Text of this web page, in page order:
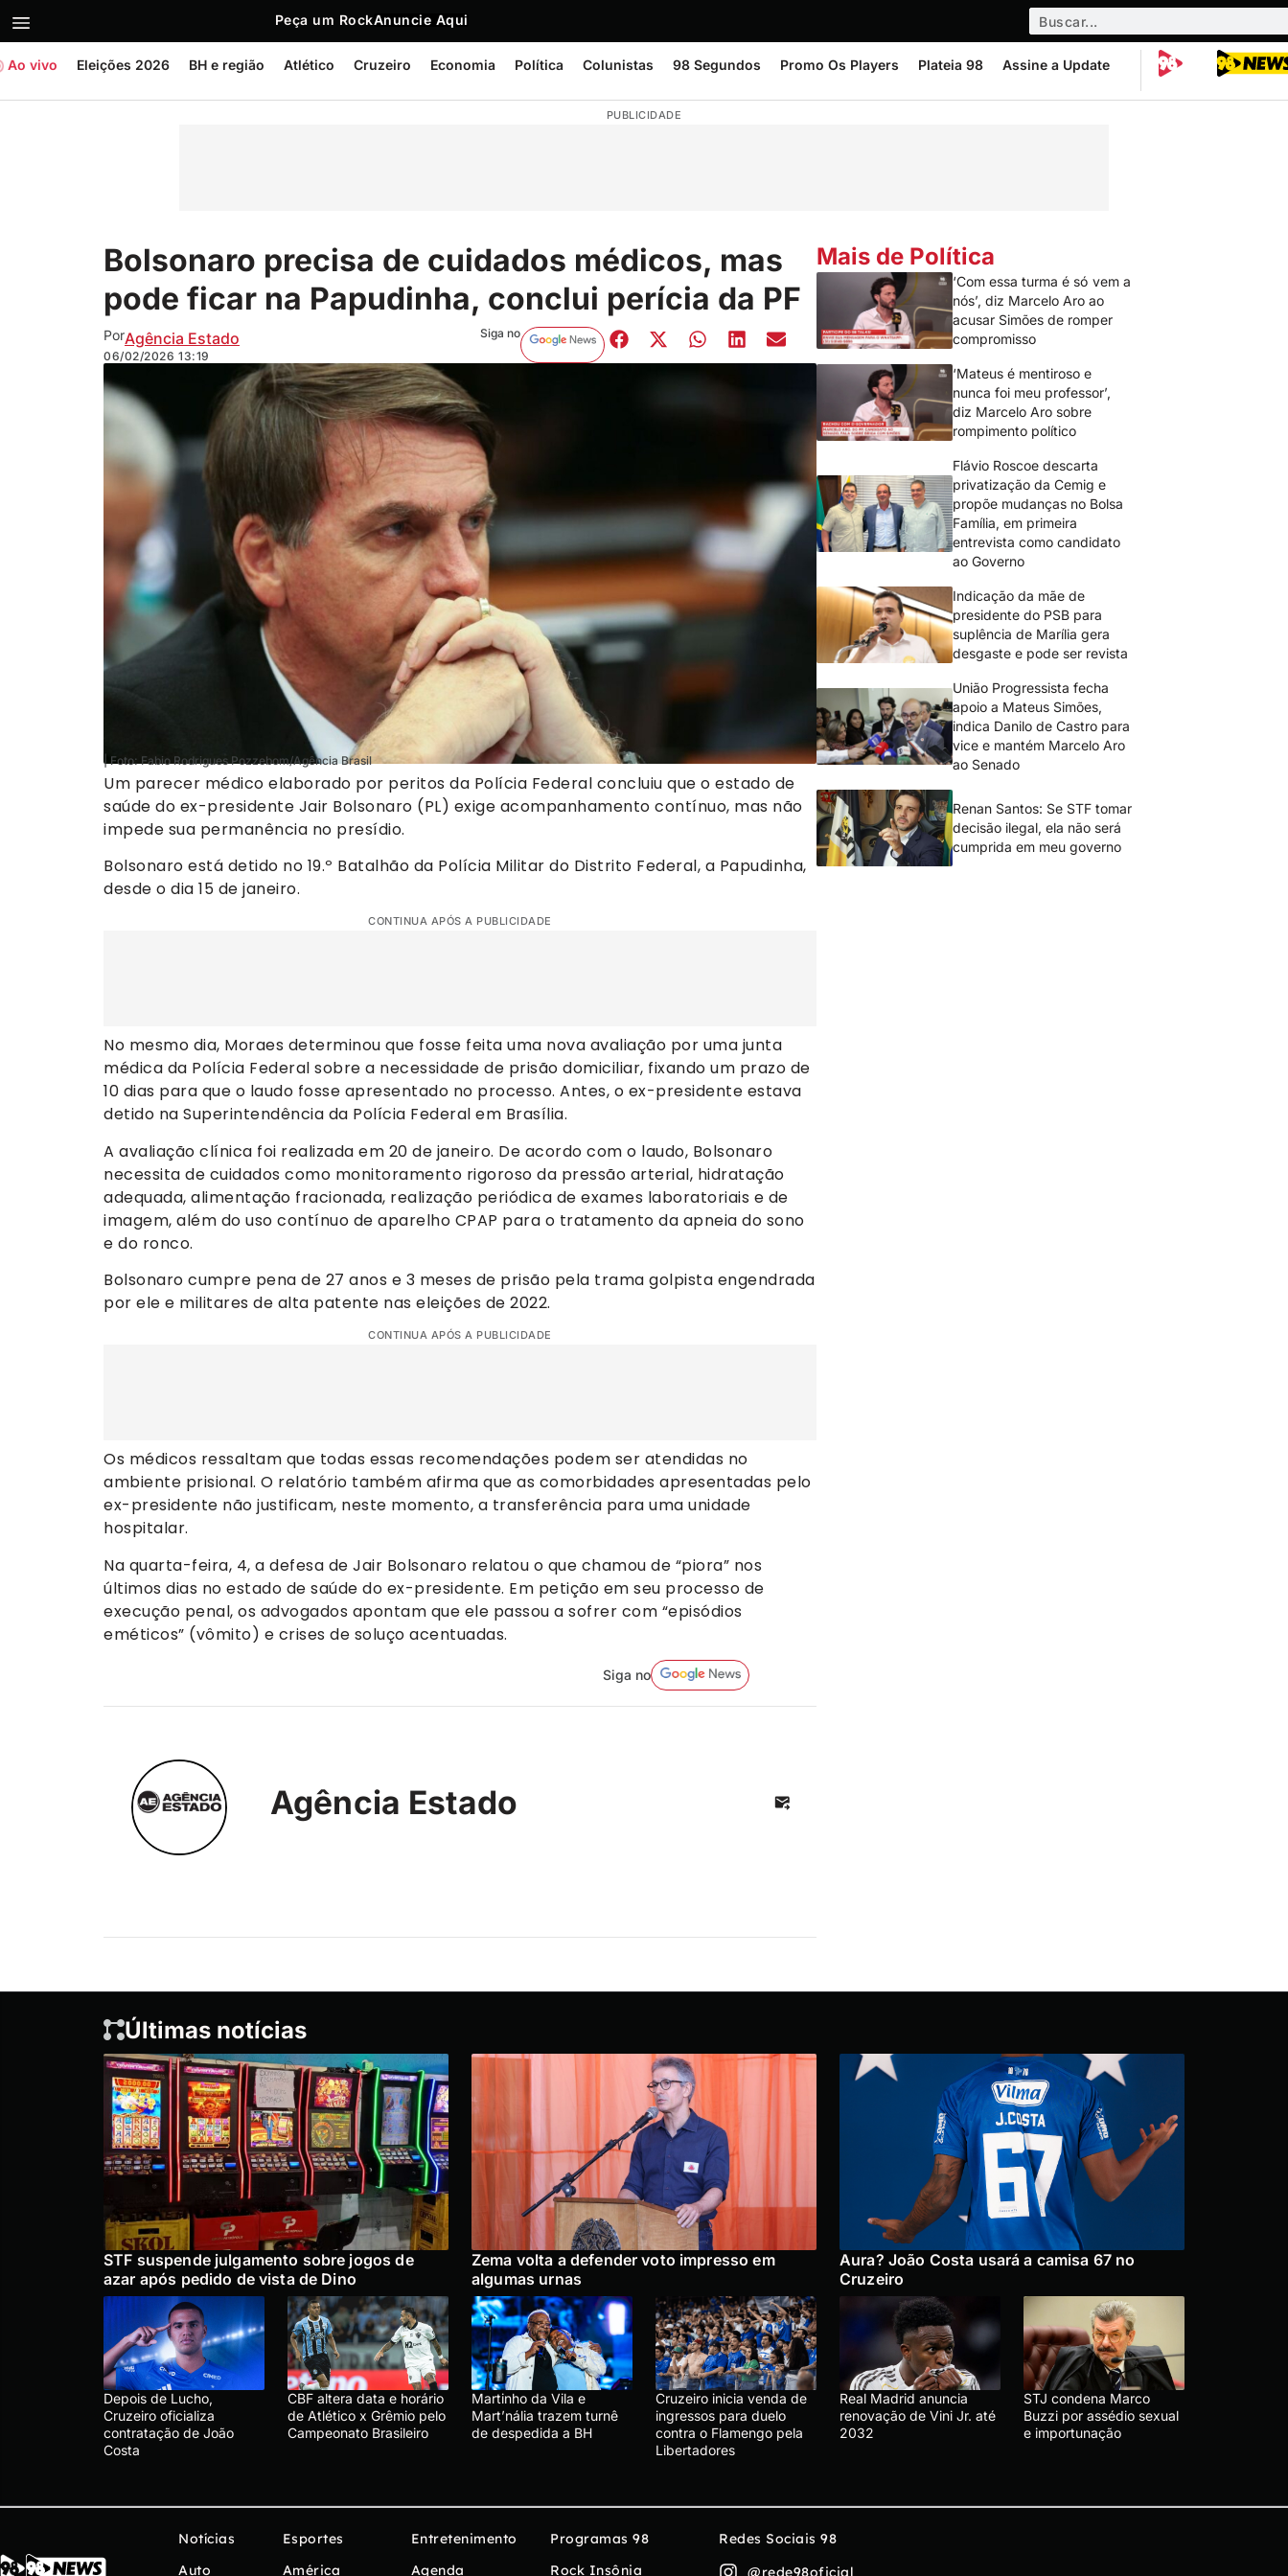
Peça um RockAnuncie Aqui
Ao vivo Eleições 2026 BH e região Atlético Cruzeiro Economia Política Colunistas 98 Segundos Promo Os Players Plateia 98 Assine a Update
PUBLICIDADE
Bolsonaro precisa de cuidados médicos, mas
pode ficar na Papudinha, conclui perícia da PF
PorAgência Estado
06/02/2026 13:19
Siga no
| Foto: Fabio Rodrigues Pozzebom/Agência Brasil
Um parecer médico elaborado por peritos da Polícia Federal concluiu que o estado de
saúde do ex-presidente Jair Bolsonaro (PL) exige acompanhamento contínuo, mas não
impede sua permanência no presídio.
Bolsonaro está detido no 19.º Batalhão da Polícia Militar do Distrito Federal, a Papudinha,
desde o dia 15 de janeiro.
CONTINUA APÓS A PUBLICIDADE
No mesmo dia, Moraes determinou que fosse feita uma nova avaliação por uma junta
médica da Polícia Federal sobre a necessidade de prisão domiciliar, fixando um prazo de
10 dias para que o laudo fosse apresentado no processo. Antes, o ex-presidente estava
detido na Superintendência da Polícia Federal em Brasília.
A avaliação clínica foi realizada em 20 de janeiro. De acordo com o laudo, Bolsonaro
necessita de cuidados como monitoramento rigoroso da pressão arterial, hidratação
adequada, alimentação fracionada, realização periódica de exames laboratoriais e de
imagem, além do uso contínuo de aparelho CPAP para o tratamento da apneia do sono
e do ronco.
Bolsonaro cumpre pena de 27 anos e 3 meses de prisão pela trama golpista engendrada
por ele e militares de alta patente nas eleições de 2022.
CONTINUA APÓS A PUBLICIDADE
Os médicos ressaltam que todas essas recomendações podem ser atendidas no
ambiente prisional. O relatório também afirma que as comorbidades apresentadas pelo
ex-presidente não justificam, neste momento, a transferência para uma unidade
hospitalar.
Na quarta-feira, 4, a defesa de Jair Bolsonaro relatou o que chamou de “piora” nos
últimos dias no estado de saúde do ex-presidente. Em petição em seu processo de
execução penal, os advogados apontam que ele passou a sofrer com “episódios
eméticos” (vômito) e crises de soluço acentuadas.
Siga no
Agência Estado
Mais de Política
‘Com essa turma é só vem a
nós’, diz Marcelo Aro ao
acusar Simões de romper
compromisso
‘Mateus é mentiroso e
nunca foi meu professor’,
diz Marcelo Aro sobre
rompimento político
Flávio Roscoe descarta
privatização da Cemig e
propõe mudanças no Bolsa
Família, em primeira
entrevista como candidato
ao Governo
Indicação da mãe de
presidente do PSB para
suplência de Marília gera
desgaste e pode ser revista
União Progressista fecha
apoio a Mateus Simões,
indica Danilo de Castro para
vice e mantém Marcelo Aro
ao Senado
Renan Santos: Se STF tomar
decisão ilegal, ela não será
cumprida em meu governo
Últimas notícias
STF suspende julgamento sobre jogos de
azar após pedido de vista de Dino
Zema volta a defender voto impresso em
algumas urnas
Aura? João Costa usará a camisa 67 no
Cruzeiro
Depois de Lucho,
Cruzeiro oficializa
contratação de João
Costa
CBF altera data e horário
de Atlético x Grêmio pelo
Campeonato Brasileiro
Martinho da Vila e
Mart’nália trazem turnê
de despedida a BH
Cruzeiro inicia venda de
ingressos para duelo
contra o Flamengo pela
Libertadores
Real Madrid anuncia
renovação de Vini Jr. até
2032
STJ condena Marco
Buzzi por assédio sexual
e importunação
Notícias
Auto
Esportes
América
Entretenimento
Agenda
Programas 98
Rock Insônia
Redes Sociais 98
@rede98oficial